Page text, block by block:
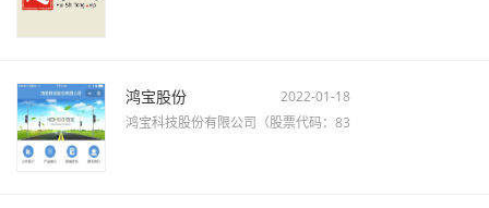
鸿宝股份
2022-01-18
鸿宝科技股份有限公司（股票代码：83